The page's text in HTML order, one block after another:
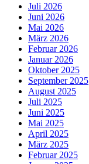
Juli 2026
Juni 2026
Mai 2026
März 2026
Februar 2026
Januar 2026
Oktober 2025
September 2025
August 2025
Juli 2025
Juni 2025
Mai 2025
April 2025
März 2025
Februar 2025